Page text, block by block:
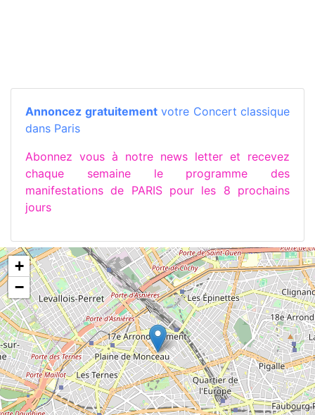
Annoncez gratuitementvotre Concert classique
dans Paris
Abonnez vous à notre news letter et recevez
chaque semaine le programme des
manifestations de PARIS pour les 8 prochains
jours
+
−